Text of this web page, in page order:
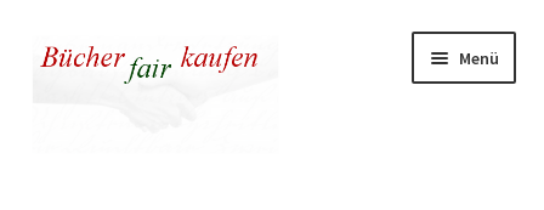
Zur
Navigation
Zum
Inhalt
Menü